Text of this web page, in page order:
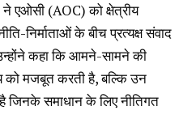
ने एओसी (AOC) को क्षेत्रीय
निर्माताओं के बीच प्रत्यक्ष संवाद
कहा कि आमने-सामने की
को मजबूत करती है, बल्कि उन
है जिनके समाधान के लिए नीतिगत